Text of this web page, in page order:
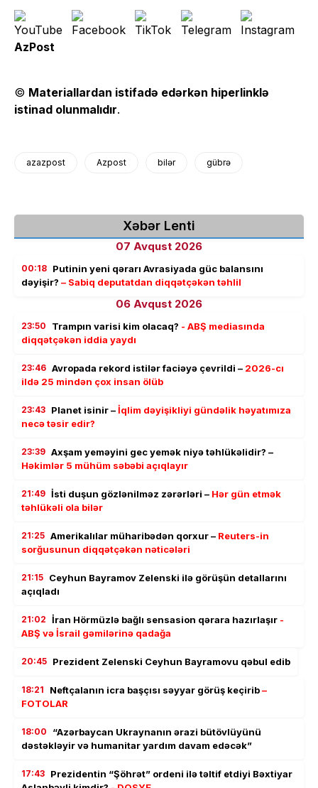
AzPost
© Materiallardan istifadə edərkən hiperlinklə
istinad olunmalıdır.
azazpost Azpost bilər gübrə
Xəbər Lenti
07 Avqust 2026
00:18 Putinin yeni qərarı Avrasiyada güc balansını
dəyişir? – Sabiq deputatdan diqqətçəkən təhlil
06 Avqust 2026
23:50 Trampın varisi kim olacaq? - ABŞ mediasında
diqqətçəkən iddia yaydı
23:46 Avropada rekord istilər faciəyə çevrildi – 2026-cı
ildə 25 mindən çox insan ölüb
23:43 Planet isinir –İqlim dəyişikliyi gündəlik həyatımıza
necə təsir edir?
23:39 Axşam yeməyini gec yemək niyə təhlükəlidir? –
Həkimlər 5 mühüm səbəbi açıqlayır
21:49 İsti duşun gözlənilməz zərərləri – Hər gün etmək
təhlükəli ola bilər
21:25 Amerikalılar müharibədən qorxur – Reuters-in
sorğusunun diqqətçəkən nəticələri
21:15 Ceyhun Bayramov Zelenski ilə görüşün detallarını
açıqladı
21:02 İran Hörmüzlə bağlı sensasion qərara hazırlaşır -
ABŞ və İsrail gəmilərinə qadağa
20:45 Prezident Zelenski Ceyhun Bayramovu qəbul edib
18:21 Neftçalanın icra başçısı səyyar görüş keçirib–
FOTOLAR
18:00
“Azərbaycan Ukraynanın ərazi bütövlüyünü
dəstəkləyir və humanitar yardım davam edəcək”
17:43 Prezidentin “Şöhrət” ordeni ilə təltif etdiyi Bəxtiyar